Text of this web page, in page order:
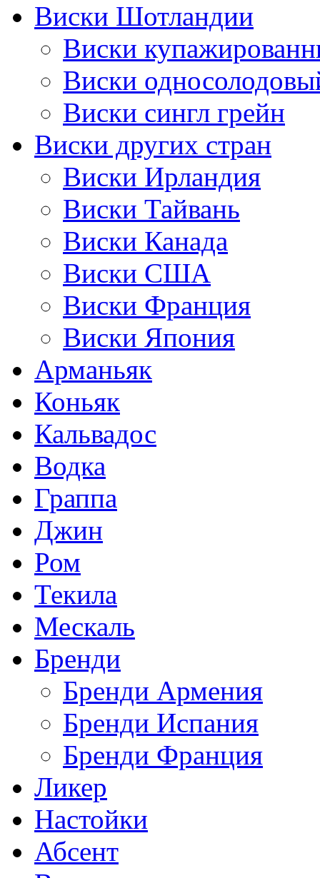
Виски Шотландии
Виски
Виски
Виски сингл грейн
Виски других стран
Виски Ирландия
Виски Тайвань
Виски Канада
Виски США
Виски Франция
Виски Япония
Арманьяк
Коньяк
Кальвадос
Водка
Граппа
Джин
Ром
Текила
Мескаль
Бренди
Бренди Армения
Бренди Испания
Бренди Франция
Ликер
Настойки
Абсент